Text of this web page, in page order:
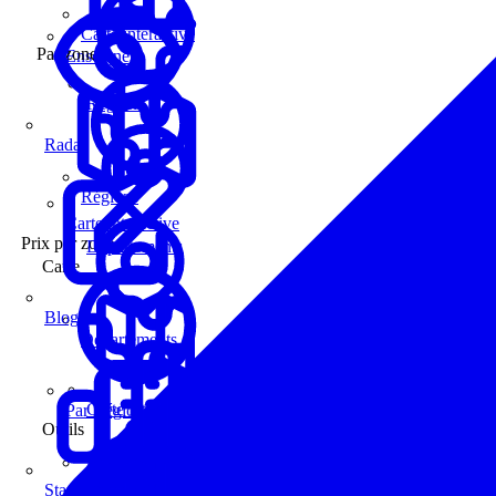
Enseignes
Carte interactive
Prix par zone
Par Région
Régions
Départements
Carte
Carte interactive
Outils
Carte interactive
Par zone
Régions
Départements
Radar
Blog
Statistiques